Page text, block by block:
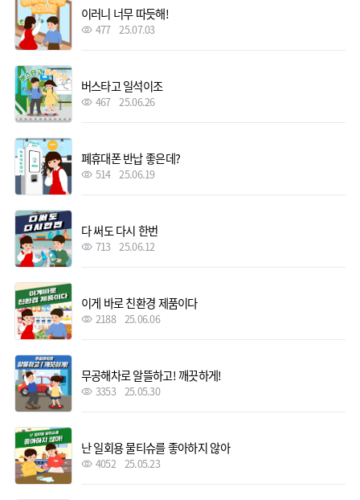
이러니 너무 따듯해!
477 25.07.03
버스타고 일석이조
467 25.06.26
폐휴대폰 반납 좋은데?
514 25.06.19
다 써도 다시 한번
713 25.06.12
이게 바로 친환경 제품이다
2188 25.06.06
무공해차로 알뜰하고! 깨끗하게!
3353 25.05.30
난 일회용 물티슈를 좋아하지 않아
4052 25.05.23